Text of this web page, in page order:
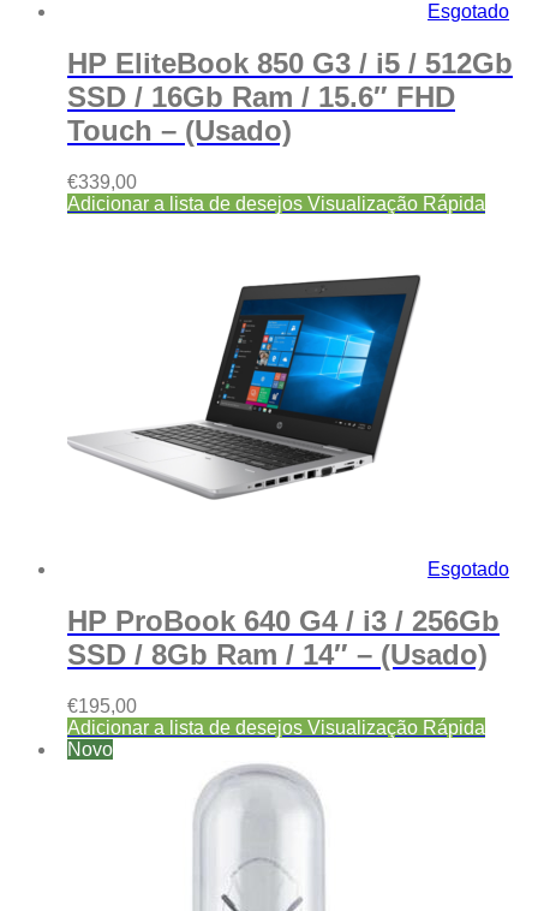
Esgotado
HP EliteBook 850 G3 / i5 / 512Gb
SSD / 16Gb Ram / 15.6″ FHD
Touch – (Usado)
€339,00
Adicionar a lista de desejos Visualização Rápida
Esgotado
HP ProBook 640 G4 / i3 / 256Gb
SSD / 8Gb Ram / 14″ – (Usado)
€195,00
Adicionar a lista de desejos Visualização Rápida
Novo